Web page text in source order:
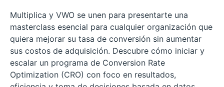
Multiplica y VWO se unen para presentarte una
masterclass esencial para cualquier organización que
quiera mejorar su tasa de conversión sin aumentar
sus costos de adquisición. Descubre cómo iniciar y
escalar un programa de Conversion Rate
Optimization (CRO) con foco en resultados,